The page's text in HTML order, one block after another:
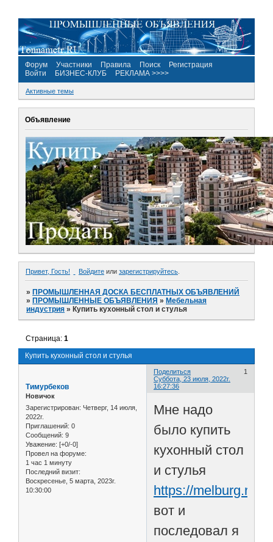
Форум Участники Правила Поиск
Регистрация
Войти
БИЗНЕС-КЛУБ РЕКЛАМА >>>>
Активные темы
Объявление
Привет, Гость! Войдите или зарегистрируйтесь
»ПРОМЫШЛЕННАЯ ДОСКА БЕСПЛАТНЫХ ОБЪЯВЛЕНИЙ
»ПРОМЫШЛЕННЫЕ ОБЪЯВЛЕНИЯ »Мебельная
индустрия »Купить кухонный стол и стулья
Купить кухонный стол и стулья
Страница:1
Поделиться
1
Суббота, 23 июля, 2022г.
16:27:36
Тимурбеков
Новичок
Зарегистрирован: Четверг, 14 июля,
2022г.
Приглашений: 0
Сообщений: 9
Уважение: [+0/-0]
Провел на форуме:
1 час 1 минуту
Последний визит:
Воскресенье, 5 марта, 2023г.
10:30:00
Мне надо
было купить
кухонный стол
и стулья
https://melburg.ru/
вот и
последовал я